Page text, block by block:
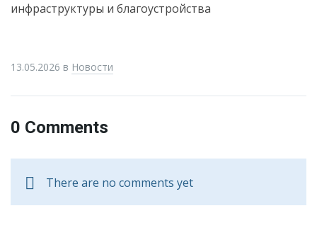
инфраструктуры и благоустройства
13.05.2026 в Новости
0 Comments
There are no comments yet